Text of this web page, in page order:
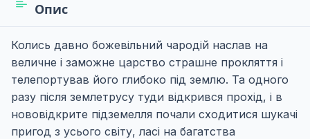
Опис
Колись давно божевільний чародій наслав на
величне і заможне царство страшне прокляття і
телепортував його глибоко під землю. Та одного
разу після землетрусу туди відкрився прохід, і в
нововідкрите підземелля почали сходитися шукачі
пригод з усього світу, ласі на багатства